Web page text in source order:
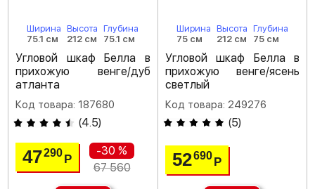
Ширина
75.1 см
Высота
212 см
Глубина
75.1 см
Угловой шкаф Белла в
прихожую венге/дуб
атланта
Код товара: 187680
(4.5)
47290Р
-30 %
67 560
Ширина
75 см
Высота
212 см
Глубина
75 см
Угловой шкаф Белла в
прихожую венге/ясень
светлый
Код товара: 249276
(5)
52690 Р